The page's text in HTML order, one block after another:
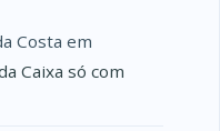
Costa em
Caixa só com